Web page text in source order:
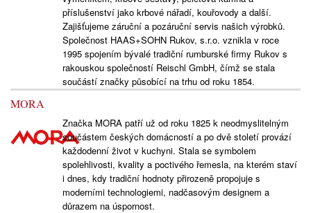
příslušenství jako krbové nářadí, kouřovody a další.
Zajišťujeme záruční a pozáruční servis našich výrobků.
Společnost HAAS+SOHN Rukov, s.r.o. vznikla v roce
1995 spojením bývalé tradiční rumburské firmy Rukov s
rakouskou společností Reischl GmbH, čímž se stala
součástí značky působící na trhu od roku 1854.
MORA
Značka MORA patří už od roku 1825 k neodmyslitelným
součástem českých domácností a po dvě století provází
každodenní život v kuchyni. Stala se symbolem
spolehlivosti, kvality a poctivého řemesla, na kterém staví
i dnes, kdy tradiční hodnoty přirozeně propojuje s
moderními technologiemi, nadčasovým designem a
důrazem na úspornost.